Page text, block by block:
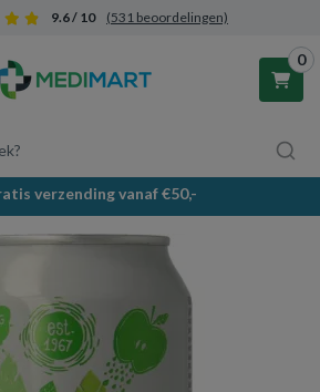
9.6 / 10 (531 beoordelingen)
0
is leeg.
hem met producten.
verzending vanaf €50,-